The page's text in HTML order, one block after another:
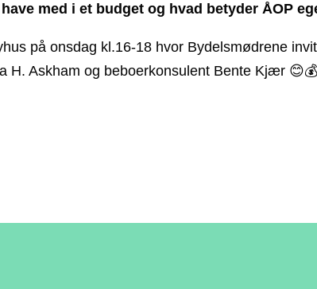
med i et budget og hvad betyder ÅOP
på onsdag kl.16-18 hvor Bydelsmødrene
H. Askham og beboerkonsulent Bente Kjær 😊💰